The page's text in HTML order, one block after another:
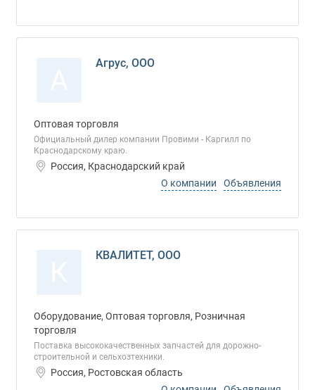
Агрус, ООО
Оптовая торговля
Официальный дилер компании Провими - Каргилл по
Краснодарскому краю.
Россия, Краснодарский край
О компании
Объявления
КВАЛИТЕТ, ООО
Оборудование, Оптовая торговля, Розничная
торговля
Поставка высококачественных запчастей для дорожно-
строительной и сельхозтехники.
Россия, Ростовская область